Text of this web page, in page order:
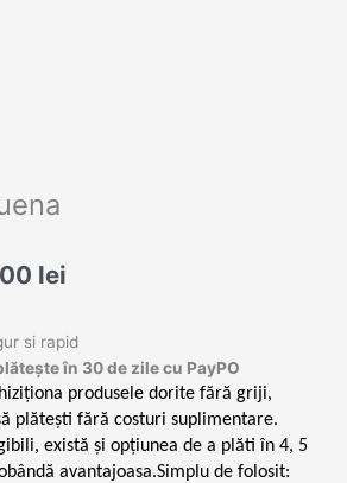
lei.
lei
239,00 lei.
si rapid
în 30 de zile cu PayPO
produsele dorite fără griji,
plătești fără costuri suplimentare.
există și opțiunea de a plăti în 4, 5
avantajoasa.Simplu de folosit: